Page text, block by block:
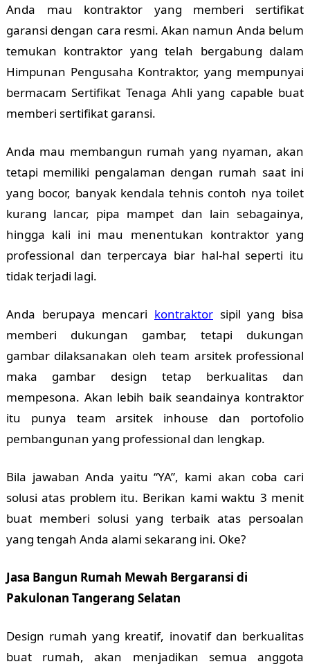
Anda mau kontraktor yang memberi sertifikat
garansi dengan cara resmi. Akan namun Anda belum
temukan kontraktor yang telah bergabung dalam
Himpunan Pengusaha Kontraktor, yang mempunyai
bermacam Sertifikat Tenaga Ahli yang capable buat
memberi sertifikat garansi.
Anda mau membangun rumah yang nyaman, akan
tetapi memiliki pengalaman dengan rumah saat ini
yang bocor, banyak kendala tehnis contoh nya toilet
kurang lancar, pipa mampet dan lain sebagainya,
hingga kali ini mau menentukan kontraktor yang
professional dan terpercaya biar hal-hal seperti itu
tidak terjadi lagi.
Anda berupaya mencari kontraktor sipil yang bisa
memberi dukungan gambar, tetapi dukungan
gambar dilaksanakan oleh team arsitek professional
maka gambar design tetap berkualitas dan
mempesona. Akan lebih baik seandainya kontraktor
itu punya team arsitek inhouse dan portofolio
pembangunan yang professional dan lengkap.
Bila jawaban Anda yaitu “YA”, kami akan coba cari
solusi atas problem itu. Berikan kami waktu 3 menit
buat memberi solusi yang terbaik atas persoalan
yang tengah Anda alami sekarang ini. Oke?
Jasa Bangun Rumah Mewah Bergaransi di
Pakulonan Tangerang Selatan
Design rumah yang kreatif, inovatif dan berkualitas
buat rumah, akan menjadikan semua anggota